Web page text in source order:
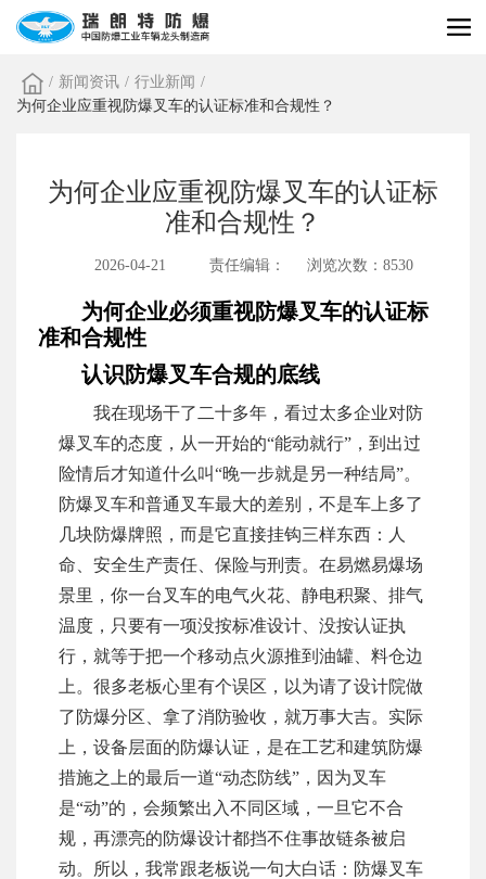
/ 新闻资讯 / 行业新闻 /
为何企业应重视防爆叉车的认证标准和合规性？
为何企业应重视防爆叉车的认证标
准和合规性？
2026-04-21 责任编辑： 浏览次数：8530
为何企业必须重视防爆叉车的认证标
准和合规性
认识防爆叉车合规的底线
我在现场干了二十多年，看过太多企业对防
爆叉车的态度，从一开始的“能动就行”，到出过
险情后才知道什么叫“晚一步就是另一种结局”。
防爆叉车和普通叉车最大的差别，不是车上多了
几块防爆牌照，而是它直接挂钩三样东西：人
命、安全生产责任、保险与刑责。在易燃易爆场
景里，你一台叉车的电气火花、静电积聚、排气
温度，只要有一项没按标准设计、没按认证执
行，就等于把一个移动点火源推到油罐、料仓边
上。很多老板心里有个误区，以为请了设计院做
了防爆分区、拿了消防验收，就万事大吉。实际
上，设备层面的防爆认证，是在工艺和建筑防爆
措施之上的最后一道“动态防线”，因为叉车
是“动”的，会频繁出入不同区域，一旦它不合
规，再漂亮的防爆设计都挡不住事故链条被启
动。所以，我常跟老板说一句大白话：防爆叉车